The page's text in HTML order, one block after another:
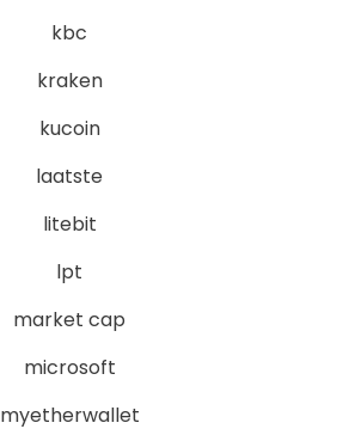
kbc
kraken
kucoin
laatste
litebit
lpt
market cap
microsoft
myetherwallet